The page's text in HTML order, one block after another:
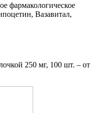
фармакологическое
Вазавитал,
250 мг, 100 шт. – от